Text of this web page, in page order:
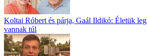
Koltai Róbert és párja, Gaál Ildikó: Életük
vannak túl